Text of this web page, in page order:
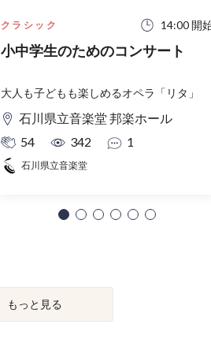
クラシック 14:00 開
小中学生のためのコンサート
大人も子どもも楽しめるオペラ「リタ」
石川県立音楽堂 邦楽ホール
54
342 1
石川県立音楽堂
もっと見る